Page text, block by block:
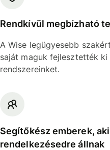
Rendkívül megbízható
A Wise legügyesebb
saját maguk fejlesztették
rendszereinket.
Segítőkész emberek,
rendelkezésedre állnak